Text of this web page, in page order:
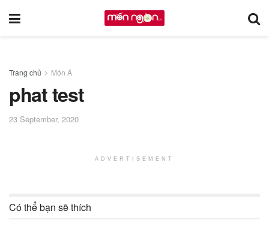
Trang chủ Món Á
phat test
23 September, 2020
ADVERTISEMENT
Có thể bạn sẽ thích